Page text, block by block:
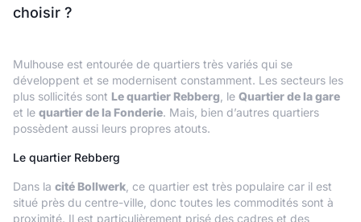
choisir ?
Mulhouse est entourée de quartiers très variés qui se
développent et se modernisent constamment. Les secteurs les
plus sollicités sont Le quartier Rebberg , le Quartier de la gare
et le quartier de la Fonderie. Mais, bien d’autres quartiers
possèdent aussi leurs propres atouts.
Le quartier Rebberg
Dans la cité Bollwerk , ce quartier est très populaire car il est
situé près du centre-ville, donc toutes les commodités sont à
proximité. Il est particulièrement prisé des cadres et des